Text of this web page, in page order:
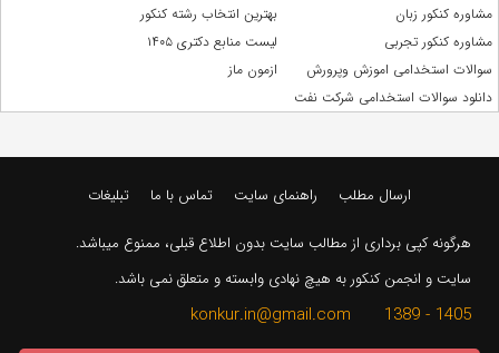
مشاوره کنکور زبان
بهترین انتخاب رشته کنکور
مشاوره کنکور تجربی
لیست منابع دکتری ۱۴۰۵
سوالات استخدامی اموزش وپرورش
ازمون ماز
دانلود سوالات استخدامی شرکت نفت
ارسال مطلب راهنمای سایت تماس با ما تبلیغات
هرگونه کپی برداری از مطالب سایت بدون اطلاع قبلی، ممنوع میباشد.
سایت و انجمن کنکور به هیچ نهادی وابسته و متعلق نمی باشد.
1405 - 1389 konkur.in@gmail.com